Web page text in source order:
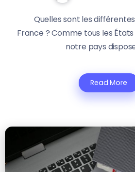
Quelles sont les
France ? Comme tous les États
notre pays
Read More